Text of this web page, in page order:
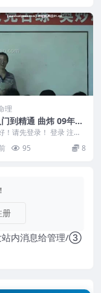
理
到精通 曲炜 09年四
训班 视频85集讲课
载
！请先登录！ 登录 注册
八字入门到精通 曲
95 8
册
内消息给管理/③